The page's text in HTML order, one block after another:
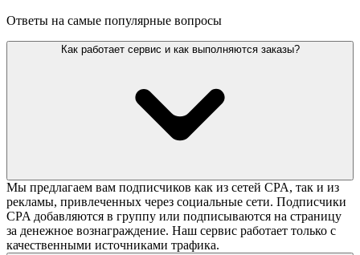
Ответы на самые популярные вопросы
Как работает сервис и как выполняются заказы?
Мы предлагаем вам подписчиков как из сетей CPA, так и из
рекламы, привлеченных через социальные сети. Подписчики
CPA добавляются в группу или подписываются на страницу
за денежное вознаграждение. Наш сервис работает только с
качественными источниками трафика.